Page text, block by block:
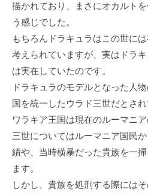
描かれており、まさにオカルト
う感じでした。
もちろんドラキュラはこの世に
考えられていますが、実はドラ
は実在していたのです。
ドラキュラのモデルとなった人
国を統一したウラド三世だとされ
ワラキア王国は現在のルーマニ
三世についてはルーマニア国民
績や、当時横暴だった貴族を一
ます。
しかし、貴族を処刑する際には